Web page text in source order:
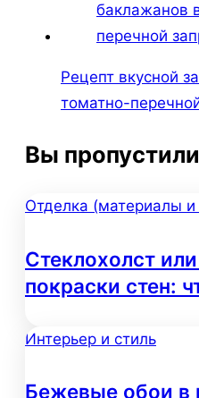
Рецепт вкусной
томатно-
Вы пропустили
Отделка (материалы и
Стеклохолст
покраски стен:
Интерьер и стиль
Бежевые обои в